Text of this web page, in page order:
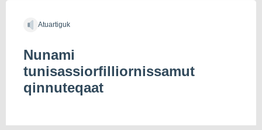
Atuartiguk
Nunami
tunisassiorfilliornissamut
qinnuteqaat